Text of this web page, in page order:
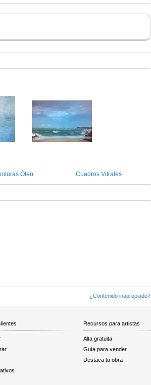
Óleo Cuadros Vitrales
¿Contenido inapropiado?
Recursos para artistas
Alta gratuita
Guía para vender
Destaca tu obra